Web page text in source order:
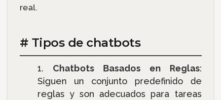
real.
# Tipos de chatbots
Chatbots Basados en Reglas:
Siguen un conjunto predefinido de
reglas y son adecuados para tareas